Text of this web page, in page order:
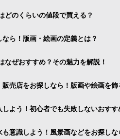
どのくらいの値段で買える？
ら！版画・絵画の定義とは？
なぜおすすめ？その魅力を解説！
販売店をお探しなら！版画や絵画を
よう！初心者でも失敗しないおすす
意識しよう！風景画などをお探しな